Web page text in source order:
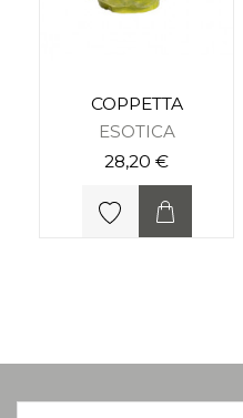
COPPETTA
ESOTICA
28,20 €